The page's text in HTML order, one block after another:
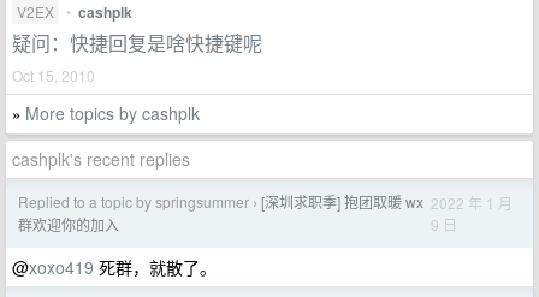
V2EX • cashplk
疑问：快捷回复是啥快捷键呢
Oct 15, 2010
» More topics by cashplk
cashplk's recent replies
Replied to a topic by springsummer › [深圳求职季] 抱团取暖 wx
群欢迎你的加入
2022 年 1 月
9 日
@xoxo419 死群，就散了。